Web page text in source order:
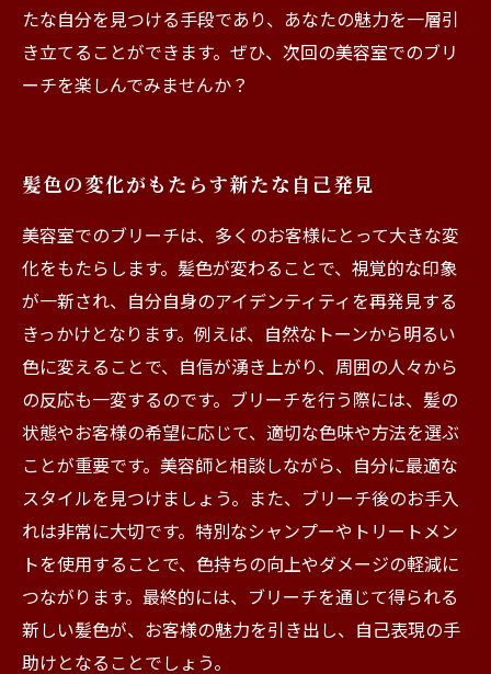
たな自分を見つける手段であり、あなたの魅力を一層引
き立てることができます。ぜひ、次回の美容室でのブリ
ーチを楽しんでみませんか？
髪色の変化がもたらす新たな自己発見
美容室でのブリーチは、多くのお客様にとって大きな変
化をもたらします。髪色が変わることで、視覚的な印象
が一新され、自分自身のアイデンティティを再発見する
きっかけとなります。例えば、自然なトーンから明るい
色に変えることで、自信が湧き上がり、周囲の人々から
の反応も一変するのです。ブリーチを行う際には、髪の
状態やお客様の希望に応じて、適切な色味や方法を選ぶ
ことが重要です。美容師と相談しながら、自分に最適な
スタイルを見つけましょう。また、ブリーチ後のお手入
れは非常に大切です。特別なシャンプーやトリートメン
トを使用することで、色持ちの向上やダメージの軽減に
つながります。最終的には、ブリーチを通じて得られる
新しい髪色が、お客様の魅力を引き出し、自己表現の手
助けとなることでしょう。